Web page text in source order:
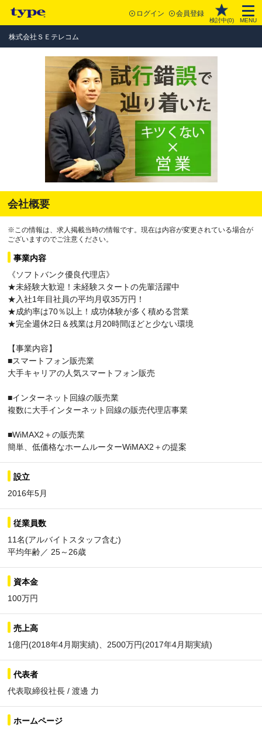
ログイン 会員登録
検討中(0) MENU
株式会社ＳＥテレコム
会社概要
※この情報は、求人掲載当時の情報です。現在は内容が変更されている場合が
ございますのでご注意ください。
事業内容
《ソフトバンク優良代理店》
★未経験大歓迎！未経験スタートの先輩活躍中
★入社1年目社員の平均月収35万円！
★成約率は70％以上！成功体験が多く積める営業
★完全週休2日＆残業は月20時間ほどと少ない環境
【事業内容】
■スマートフォン販売業
大手キャリアの人気スマートフォン販売
■インターネット回線の販売業
複数に大手インターネット回線の販売代理店事業
■WiMAX2＋の販売業
簡単、低価格なホームルーターWiMAX2＋の提案
設立
2016年5月
従業員数
11名(アルバイトスタッフ含む)
平均年齢／ 25～26歳
資本金
100万円
売上高
1億円(2018年4月期実績)、2500万円(2017年4月期実績)
代表者
代表取締役社長 / 渡邊 力
ホームページ